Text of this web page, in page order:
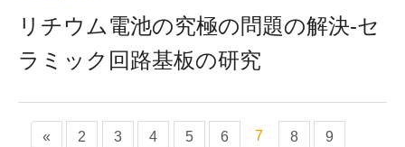
リチウム電池の究極の問題の解決-セ
ラミック回路基板の研究
« 2 3 4 5 6 7 8 9